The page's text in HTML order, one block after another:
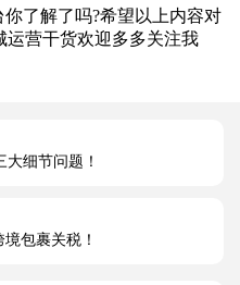
了解了吗?希望以上内容对
运营干货欢迎多多关注我
细节问题！
包裹关税！